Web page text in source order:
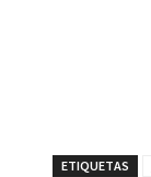
ETIQUETAS